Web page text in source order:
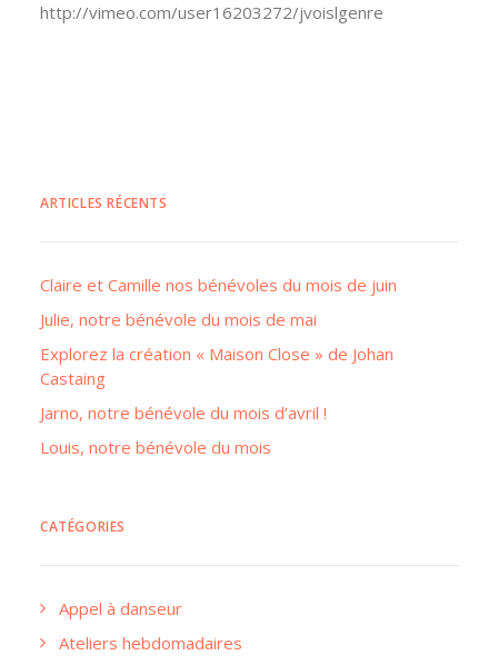
http://vimeo.com/user16203272/jvoislgenre
ARTICLES RÉCENTS
Claire et Camille nos bénévoles du mois de juin
Julie, notre bénévole du mois de mai
Explorez la création « Maison Close » de Johan
Castaing
Jarno, notre bénévole du mois d’avril !
Louis, notre bénévole du mois
CATÉGORIES
Appel à danseur
Ateliers hebdomadaires